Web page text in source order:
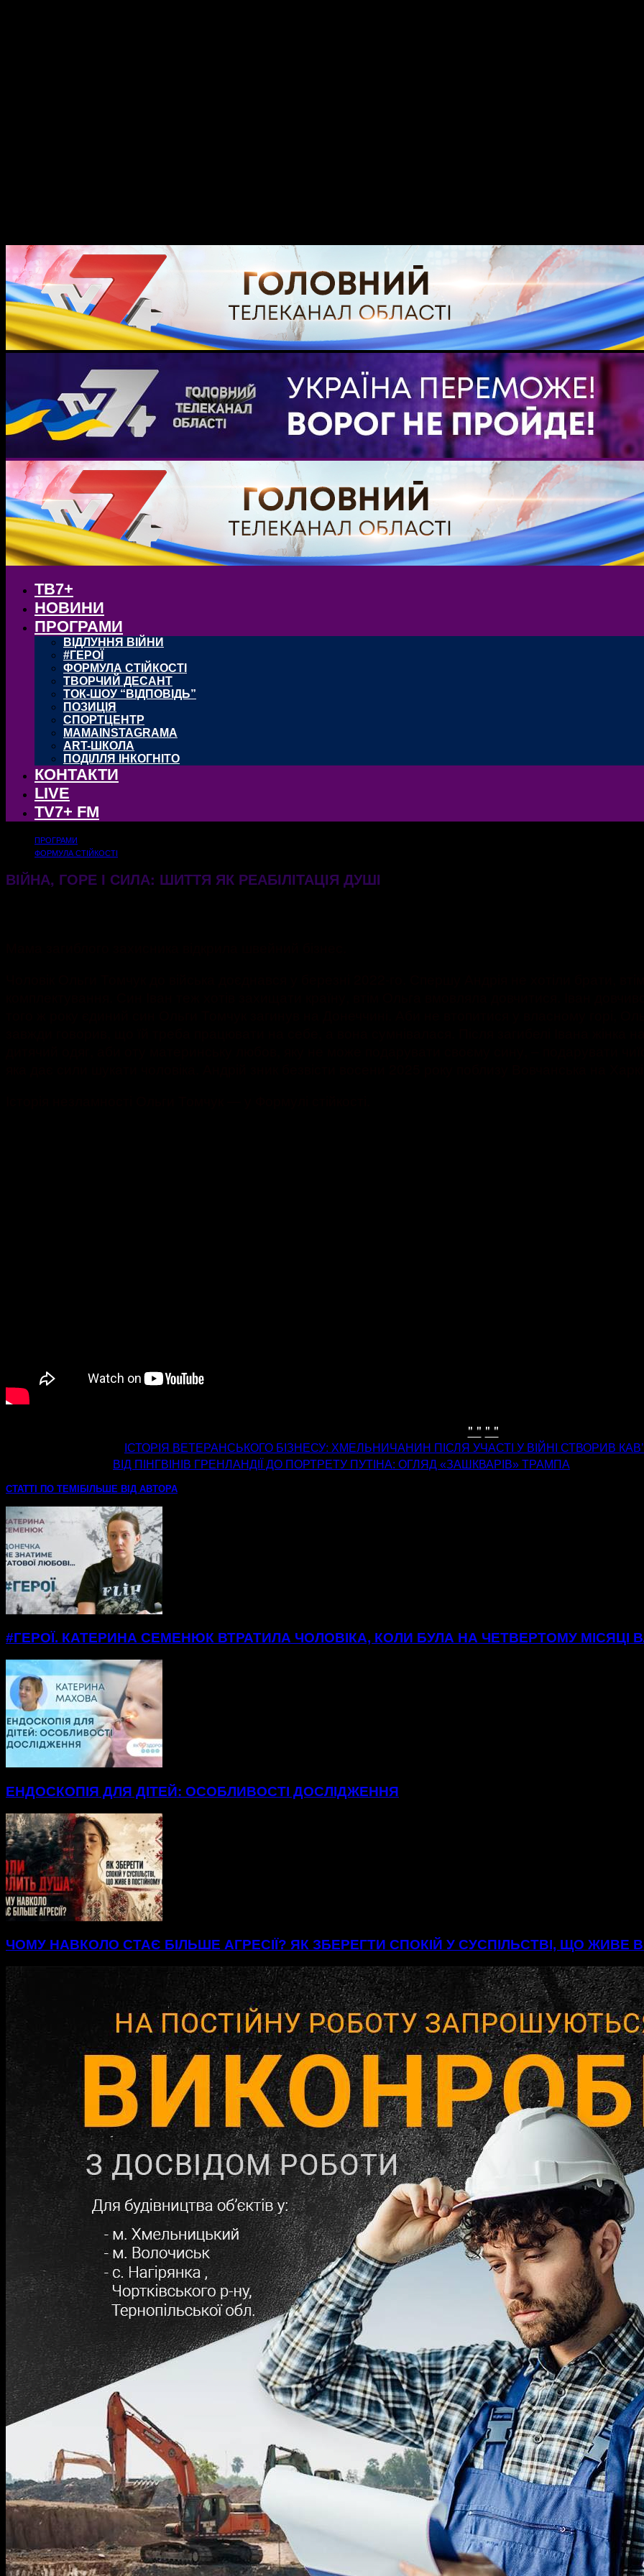
ТВ7+
НОВИНИ
ПРОГРАМИ
ВІДЛУННЯ ВІЙНИ
#ГЕРОЇ
ФОРМУЛА СТІЙКОСТІ
ТВОРЧИЙ ДЕСАНТ
ТОК-ШОУ “ВІДПОВІДЬ”
ПОЗИЦІЯ
СПОРТЦЕНТР
MAMAINSTAGRAMA
ART-ШКОЛА
ПОДІЛЛЯ ІНКОГНІТО
КОНТАКТИ
LIVE
TV7+ FM
ПРОГРАМИ
ФОРМУЛА СТІЙКОСТІ
ВІЙНА, ГОРЕ І СИЛА: ШИТТЯ ЯК РЕАБІЛІТАЦІЯ ДУШІ
" " " "
ІСТОРІЯ ВЕТЕРАНСЬКОГО БІЗНЕСУ: ХМЕЛЬНИЧАНИН ПІСЛЯ УЧАСТІ У ВІЙНІ СТВОРИВ
ВІД ПІНГВІНІВ ГРЕНЛАНДІЇ ДО ПОРТРЕТУ ПУТІНА: ОГЛЯД «ЗАШКВАРІВ» ТРАМПА
СТАТТІ ПО ТЕМІ БІЛЬШЕ ВІД АВТОРА
#ГЕРОЇ. КАТЕРИНА СЕМЕНЮК ВТРАТИЛА ЧОЛОВІКА, КОЛИ БУЛА НА ЧЕТВЕРТОМУ МІСЯЦІ
ЕНДОСКОПІЯ ДЛЯ ДІТЕЙ: ОСОБЛИВОСТІ ДОСЛІДЖЕННЯ
ЧОМУ НАВКОЛО СТАЄ БІЛЬШЕ АГРЕСІЇ? ЯК ЗБЕРЕГТИ СПОКІЙ У СУСПІЛЬСТВІ, ЩО ЖИВЕ